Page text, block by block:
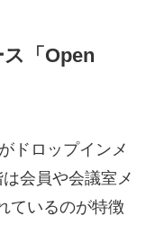
「Open
ドロップインメ
会員や会議室メ
ているのが特徴